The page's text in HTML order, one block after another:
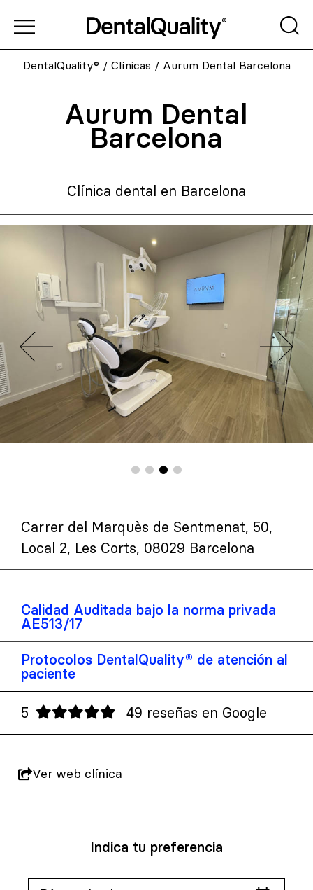
DentalQuality® / Clínicas / Aurum Dental Barcelona
Aurum Dental
Barcelona
Clínica dental en Barcelona
Carrer del Marquès de Sentmenat, 50,
Local 2, Les Corts, 08029 Barcelona
Calidad Auditada bajo la norma privada
AE513/17
Protocolos DentalQuality® de atención al
paciente
5 49 reseñas en Google
Ver web clínica
Indica tu preferencia